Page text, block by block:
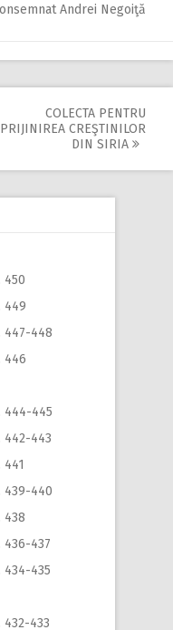
Andrei Negoiţă
COLECTA PENTRU
CREŞTINILOR
DIN SIRIA
450
449
447-448
446
444-445
443
439-440
438
437
435
433